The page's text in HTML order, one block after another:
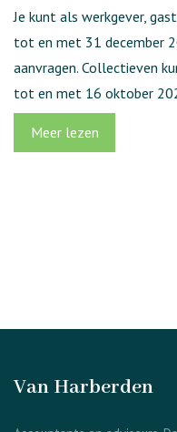
Je kunt als werkgever,
tot en met 31 december
aanvragen. Collectieven
tot en met 16 oktober
Meer lezen
Van Harberden